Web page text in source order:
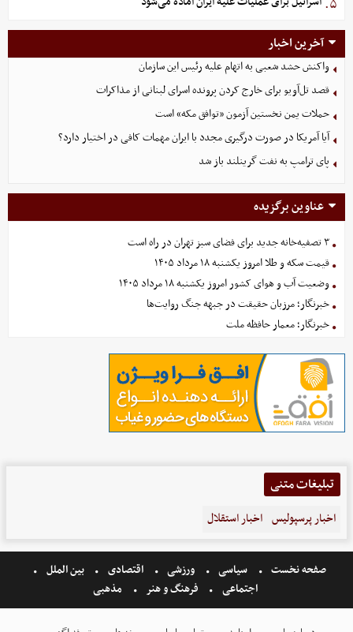
۵.
آخرین اخبار
واکنش حشد شعبی به اتهام‌ علیه رئیس این سازمان
قصد تل‌آویو برای خارج کردن پرونده اسرای لبنانی از مذاکرات
حملات یمن نخستین آزمون «توافق مکه» است
آیا آمریکا در صورت درگیری مجدد با ایران مهمات کافی در اختیار دارد؟
پای ترامپ به نفت گرینلند باز شد
عناوین برگزیده
۳ تصفیه‌خانه جدید برای فضای سبز تهران در راه است
قیمت سکه و طلا امروز یکشنبه ۱۸ مرداد ۱۴۰۵
وضعیت آب و هوای کشور امروز یکشنبه ۱۸ مرداد ۱۴۰۵
خبرنگار؛ مرزبان حقیقت در جبهه جنگ روایت‌ها
خبرنگار؛ معمار حافظه ملت
تبلیغات متنی
اخبار پرسپولیس اخبار استقلال
صفحه نخست سیاسی ورزشی اقتصادی
بین الملل
اجتماعی
فرهنگ و هنر مذهبی